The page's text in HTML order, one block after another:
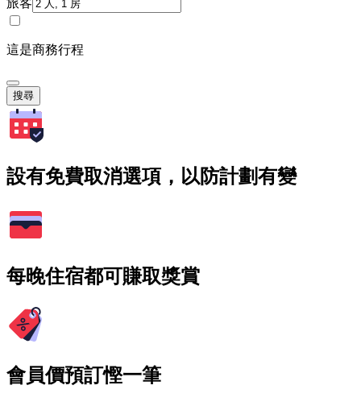
旅客
這是商務行程
搜尋
設有免費取消選項，以防計劃有變
每晚住宿都可賺取獎賞
會員價預訂慳一筆